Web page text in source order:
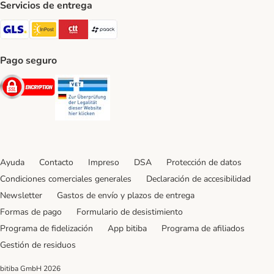
Servicios de entrega
GLS Shipping Method
InPost Shipping Method
CTTExpress Shipping Method
paack Shipping Method
Pago seguro
Security
Ayuda Contacto Impreso DSA
Protección de datos
Condiciones comerciales generales
Declaración de accesibilidad
Newsletter
Gastos de envío y plazos de entrega
Formas de pago
Formulario de desistimiento
Programa de fidelización
App bitiba
Programa de afiliados
Gestión de residuos
bitiba GmbH 2026